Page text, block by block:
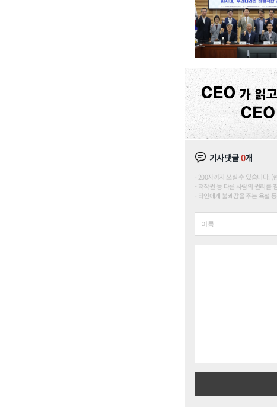
기사댓글0개
200자까지 쓰실 수 있습니다.
저작권 등 다른 사람의 권리를
타인에게 불쾌감을 주는 욕설